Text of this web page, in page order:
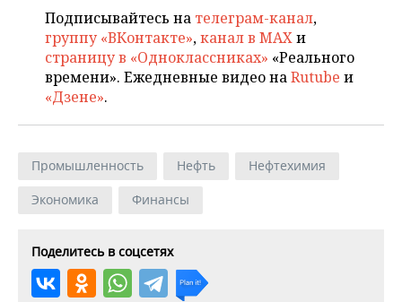
ХОККЕЙ С МЯЧОМ
ПРОИСШЕСТВИЯ
Подписывайтесь на телеграм-канал,
группу «ВКонтакте»,канал в MAXи
страницу в «Одноклассниках» «Реального
времени». Ежедневные видео наRutube и
«Дзене».
Промышленность Нефть
Нефтехимия
Экономика
Финансы
Поделитесь в соцсетях